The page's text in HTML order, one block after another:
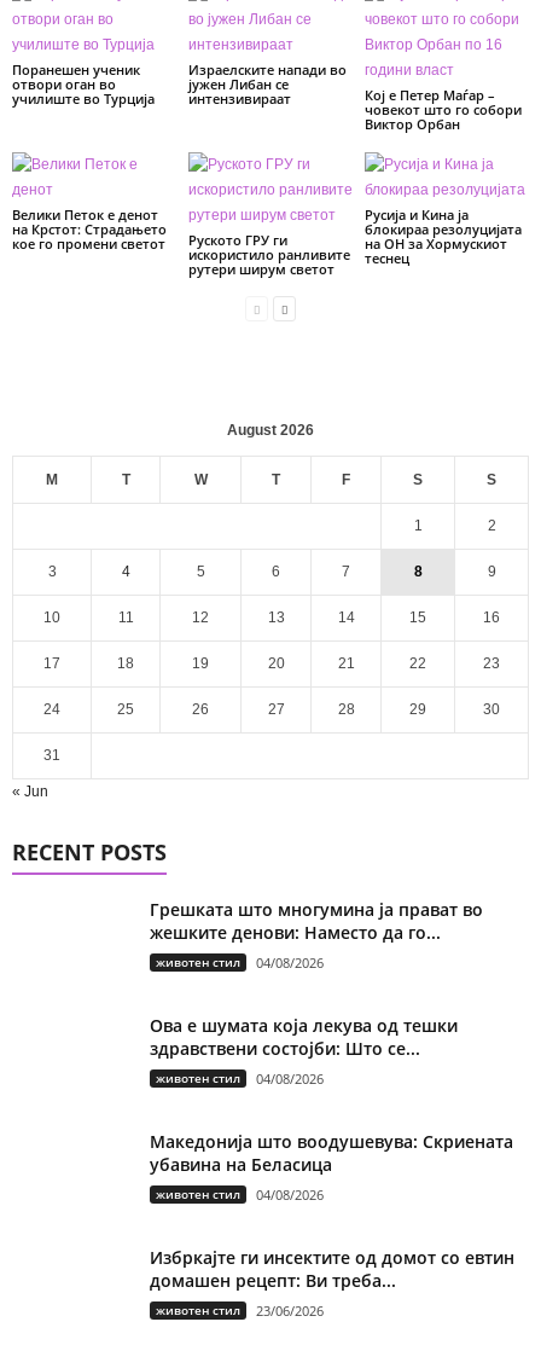
Поранешен ученик
отвори оган во
училиште во Турција
Израелските напади во
јужен Либан се
интензивираат
Кој е Петер Маѓар –
човекот што го собори
Виктор Орбан
Велики Петок е денот
на Крстот: Страдањето
кое го промени светот
Руското ГРУ ги
искористило ранливите
рутери ширум светот
Русија и Кина ја
блокираа резолуцијата
на ОН за Хормускиот
теснец
August 2026
M T W T F S S
1 2
3 4 5 6 7 8 9
10 11 12 13 14 15 16
17 18 19 20 21 22 23
24 25 26 27 28 29 30
31
« Jun
RECENT POSTS
Грешката што многумина ја прават во
жешките денови: Наместо да го...
животен стил 04/08/2026
Ова е шумата која лекува од тешки
здравствени состојби: Што се...
животен стил 04/08/2026
Македонија што воодушевува: Скриената
убавина на Беласица
животен стил 04/08/2026
Избркајте ги инсектите од домот со евтин
домашен рецепт: Ви треба...
животен стил 23/06/2026